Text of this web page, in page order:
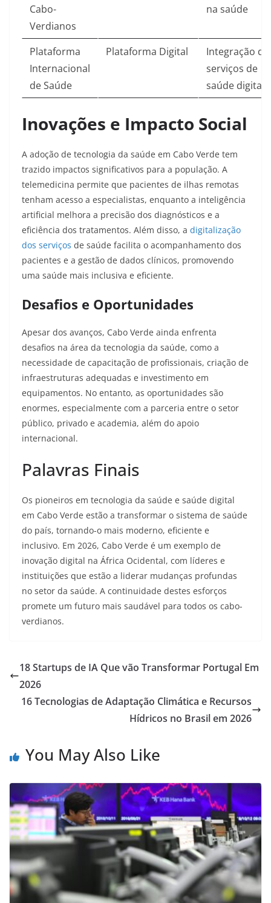
Cabo-
Verdianos
na saúde​
Plataforma
Internacional
de Saúde
Plataforma Digital
Integração de
serviços de
saúde digital​
Inovações e Impacto Social
A adoção de tecnologia da saúde em Cabo Verde tem
trazido impactos significativos para a população. A
telemedicina permite que pacientes de ilhas remotas
tenham acesso a especialistas, enquanto a inteligência
artificial melhora a precisão dos diagnósticos e a
eficiência dos tratamentos. Além disso, a digitalização
dos serviços de saúde facilita o acompanhamento dos
pacientes e a gestão de dados clínicos, promovendo
uma saúde mais inclusiva e eficiente.​
Desafios e Oportunidades
Apesar dos avanços, Cabo Verde ainda enfrenta
desafios na área da tecnologia da saúde, como a
necessidade de capacitação de profissionais, criação de
infraestruturas adequadas e investimento em
equipamentos. No entanto, as oportunidades são
enormes, especialmente com a parceria entre o setor
público, privado e academia, além do apoio
internacional.​
Palavras Finais
Os pioneiros em tecnologia da saúde e saúde digital
em Cabo Verde estão a transformar o sistema de saúde
do país, tornando-o mais moderno, eficiente e
inclusivo. Em 2026, Cabo Verde é um exemplo de
inovação digital na África Ocidental, com líderes e
instituições que estão a liderar mudanças profundas
no setor da saúde. A continuidade destes esforços
promete um futuro mais saudável para todos os cabo-
verdianos.
18 Startups de IA Que vão Transformar Portugal Em
2026
16 Tecnologias de Adaptação Climática e Recursos
Hídricos no Brasil em 2026
You May Also Like